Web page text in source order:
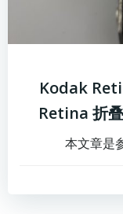
Kodak
Retina 折
本文章是